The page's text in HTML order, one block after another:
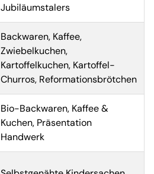
Jubiläumstalers
Backwaren, Kaffee,
Zwiebelkuchen,
Kartoffelkuchen, Kartoffel-
Churros, Reformationsbrötchen
Bio-Backwaren, Kaffee &
Kuchen, Präsentation
Handwerk